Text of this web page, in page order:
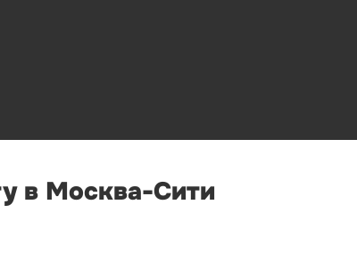
в Москва-Сити